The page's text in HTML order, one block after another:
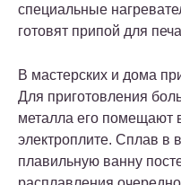
специальные
готовят припой для
В мастерских и дома
Для приготовления
металла его помещают
электроплите. Сплав в
плавильную ванну